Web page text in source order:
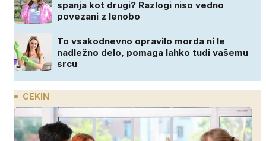
spanja kot drugi? Razlogi niso vedno
povezani z lenobo
To vsakodnevno opravilo morda ni le
nadležno delo, pomaga lahko tudi vašemu
srcu
CEKIN